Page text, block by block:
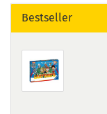
Bestseller